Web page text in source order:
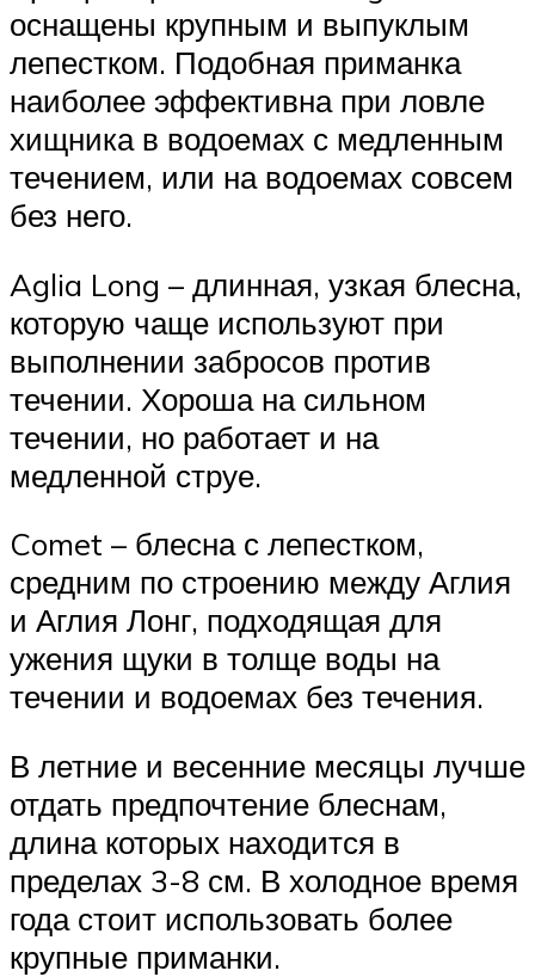
оснащены крупным и выпуклым
лепестком. Подобная приманка
наиболее эффективна при ловле
хищника в водоемах с медленным
течением, или на водоемах совсем
без него.
Aglia Long – длинная, узкая блесна,
которую чаще используют при
выполнении забросов против
течении. Хороша на сильном
течении, но работает и на
медленной струе.
Comet – блесна с лепестком,
средним по строению между Аглия
и Аглия Лонг, подходящая для
ужения щуки в толще воды на
течении и водоемах без течения.
В летние и весенние месяцы лучше
отдать предпочтение блеснам,
длина которых находится в
пределах 3-8 см. В холодное время
года стоит использовать более
крупные приманки.